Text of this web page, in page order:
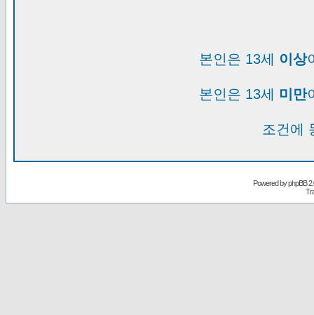
본인은 13세 이상
본인은 13세 미만
조건에
Powered byphpBB